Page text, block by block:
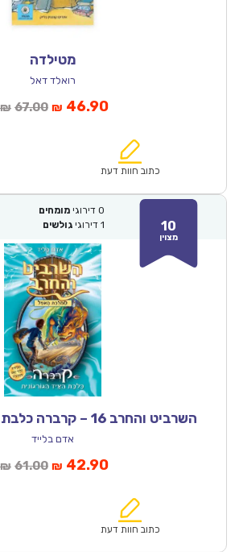
מטילדה
רואלד דאל
₪ 67.00המחיר
₪67.00.
₪ 46.90המחיר
הוא:
כתוב חוות דעת
10
מצוין
0 דירוגי מומחים
1 דירוגי גולשים
השרביט והחרב 16 – קרברה כלבת הציד הגורגונית
אדם בלייד
₪ 61.00המחיר
₪61.00.
₪ 42.90המחיר
הוא:
כתוב חוות דעת